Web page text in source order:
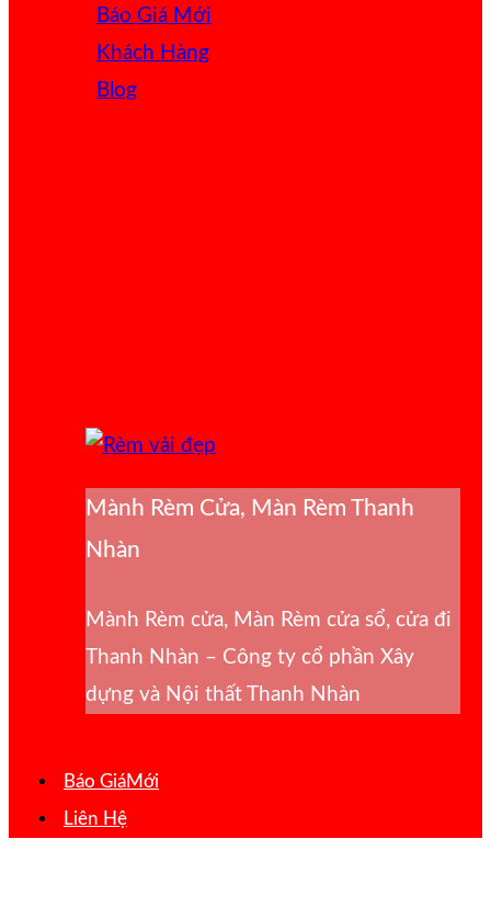
Báo Giá
Khách Hàng
Blog
Mành Rèm Cửa, Màn Rèm Thanh
Nhàn
Mành Rèm cửa, Màn Rèm cửa sổ, cửa đi
Thanh Nhàn – Công ty cổ phần Xây
dựng và Nội thất Thanh Nhàn
Báo Giá
Liên Hệ